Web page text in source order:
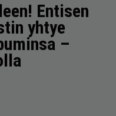
Entisen
yhtye
–